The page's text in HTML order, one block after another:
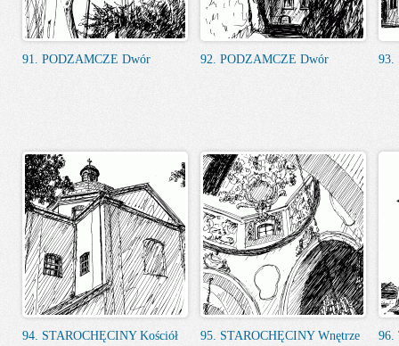
91. PODZAMCZE Dwór 92. PODZAMCZE Dwór 93.
94. STAROCHĘCINY Kościół
95. STAROCHĘCINY Wnętrze
96.